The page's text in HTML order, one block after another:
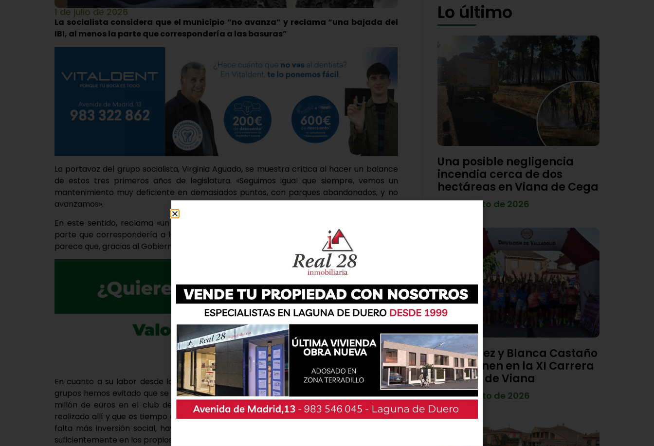
1 de julio de 2026
La socialista considera que el municipio “no avanza” y reclama “una bajada del
IBI, al menos la parte que correspondería a las basuras”
La portavoz del grupo socialista, Virginia Aguado, se muestra crítica al hacer un balance
de estos tres primeros años de legislatura. «Seguimos igual que siempre, vemos un
mantenimiento muy deficiente en demasiados puntos, con parques abandonados, y no
avanzamos».
En este sentido, reclama «un mejor mantenimiento, una bajada del IBI, al menos en la
parte que correspondería a las basuras, y la puesta en marcha de la pasarela, la cuál
parece que, gracias al Gobierno de España, vamos a ver pronto», expone.
En cuanto a su labor desde la oposición, desde el PSOE explican que «junto al resto de
grupos hemos evitado que se incluyera en los presupuestos la posibilidad de gastar otro
millón de euros en el club deportivo». «Creemos que es mucha la inversión que se ha
realizado allí y que es tiempo de invertir en otros puntos», explica. «Además, echamos en
falta más inversión social, hay una carga fiscal importante que no se está revirtiendo
suficientemente en los propios boecillanos», apunta.
Lo último
Una posible negligencia
incendia cerca de dos
hectáreas en Viana de Cega
7 de agosto de 2026
Diego Díez y Blanca Castaño
se imponen en la XI Carrera
Popular de Viana
4 de agosto de 2026